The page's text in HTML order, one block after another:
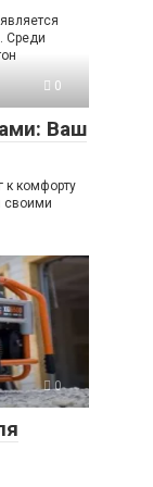
Среди
0
Ваш
к комфорту
своими
0